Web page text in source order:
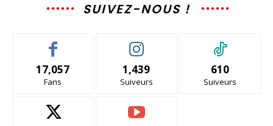
SUIVEZ-NOUS !
17,057
Fans
1,439
Suiveurs
610
Suiveurs